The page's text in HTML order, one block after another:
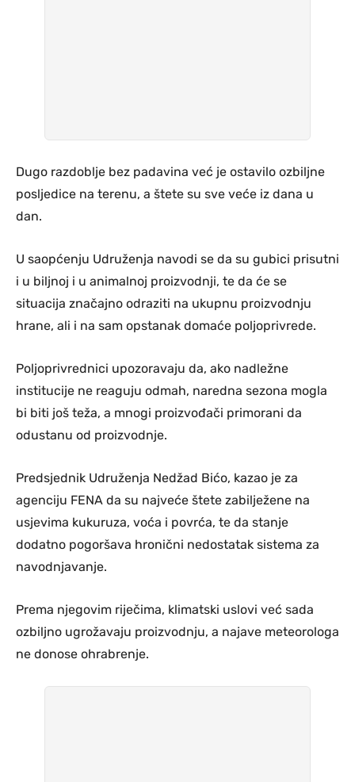
Dugo razdoblje bez padavina već je ostavilo ozbiljne
posljedice na terenu, a štete su sve veće iz dana u
dan.
U saopćenju Udruženja navodi se da su gubici prisutni
i u biljnoj i u animalnoj proizvodnji, te da će se
situacija značajno odraziti na ukupnu proizvodnju
hrane, ali i na sam opstanak domaće poljoprivrede.
Poljoprivrednici upozoravaju da, ako nadležne
institucije ne reaguju odmah, naredna sezona mogla
bi biti još teža, a mnogi proizvođači primorani da
odustanu od proizvodnje.
Predsjednik Udruženja Nedžad Bićo, kazao je za
agenciju FENA da su najveće štete zabilježene na
usjevima kukuruza, voća i povrća, te da stanje
dodatno pogoršava hronični nedostatak sistema za
navodnjavanje.
Prema njegovim riječima, klimatski uslovi već sada
ozbiljno ugrožavaju proizvodnju, a najave meteorologa
ne donose ohrabrenje.